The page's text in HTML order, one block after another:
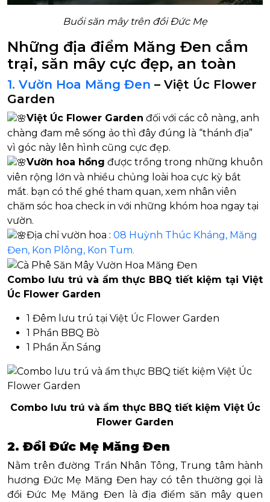
Buổi săn mây trên đồi Đức Mẹ
Những địa điểm Măng Đen cắm
trại, săn mây cực đẹp, an toàn
1. Vườn Hoa Măng Đen – Việt Úc Flower
Garden
Việt Úc Flower Garden đối với các cô nàng, anh
chàng đam mê sống ảo thì đây đúng là “thánh địa”
vì góc này lên hình cũng cực đẹp.
Vườn hoa hồng được trồng trong những khuôn
viên rộng lớn và nhiều chủng loài hoa cực kỳ bắt
mắt. bạn có thể ghé tham quan, xem nhân viên
chăm sóc hoa check in với những khóm hoa ngay tại
vườn.
Địa chỉ vườn hoa : 08 Huỳnh Thúc Kháng, Măng
Đen, Kon Plông, Kon Tum.
Combo lưu trú và ẩm thực BBQ tiết kiệm tại Việt
Úc Flower Garden
1 Đêm lưu trú tại Việt Úc Flower Garden
1 Phần BBQ Bò
1 Phần Ăn Sáng
Combo lưu trú và ẩm thực BBQ tiết kiệm Việt Úc
Flower Garden
2. Đồi Đức Mẹ Măng Đen
Nằm trên đường Trần Nhân Tông, Trung tâm hành
hương Đức Mẹ Măng Đen hay có tên thường gọi là
đồi Đức Mẹ Măng Đen là địa điểm săn mây quen